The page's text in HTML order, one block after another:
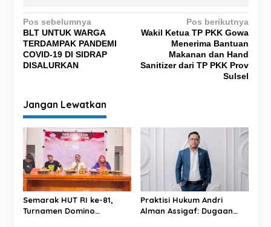
N
a
v
i
a
s
i
p
o
s
Pos sebelumnya
BLT UNTUK WARGA
TERDAMPAK PANDEMI
COVID-19 DI SIDRAP
DISALURKAN
Pos berikutnya
Wakil Ketua TP PKK Gowa
Menerima Bantuan
Makanan dan Hand
Sanitizer dari TP PKK Prov
Sulsel
Jangan Lewatkan
Semarak HUT RI ke-81,
Turnamen Domino
Praktisi Hukum Andri
Alman Assigaf: Dugaan